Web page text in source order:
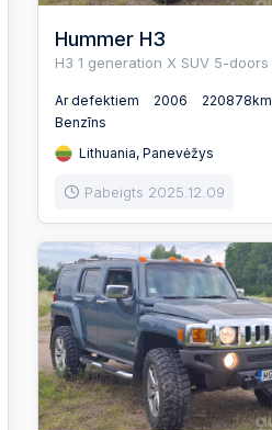
Hummer H3
H3 1 generation X SUV 5-doors
Ar defektiem 2006
220878km
Benzīns
Lithuania, Panevėžys
Pabeigts 2025.12.09